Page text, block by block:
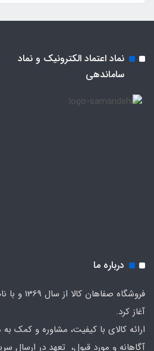
نماد اعتماد الکترونیک و نماد
ساماندهی
درباره ما
فروشگاه
آغاز کرد.
ارائه کالای با کیفیت، مشاوره و کمک
آگاهانه و مورد قبول، تعهد در ارسال